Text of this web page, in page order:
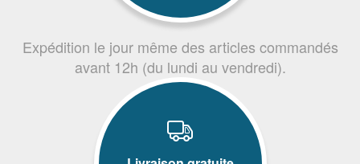
Expédition le jour même des articles commandés
avant 12h (du lundi au vendredi).